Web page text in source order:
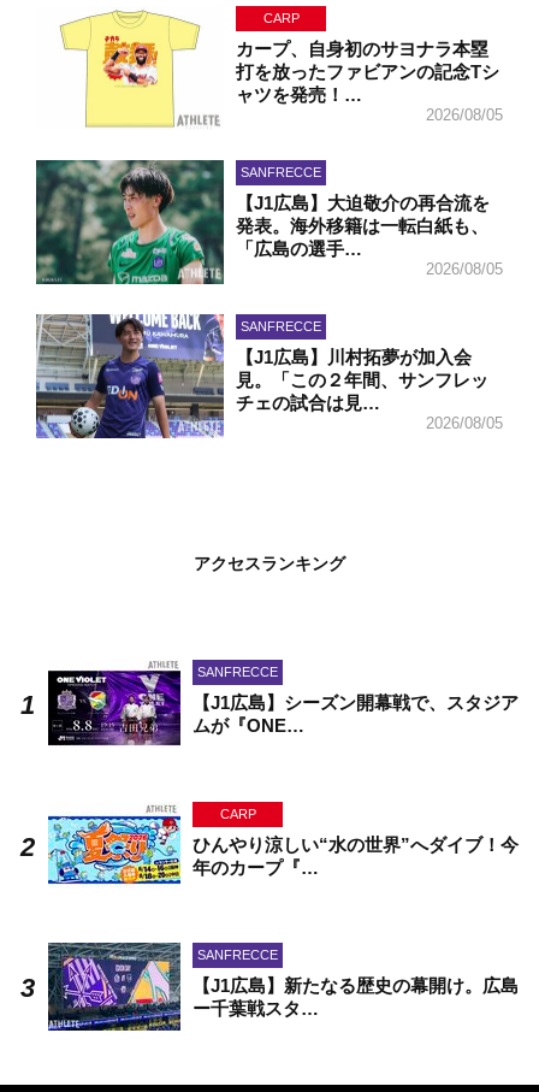
CARP
カープ、自身初のサヨナラ本塁
打を放ったファビアンの記念Tシ
ャツを発売！…
2026/08/05
SANFRECCE
【J1広島】大迫敬介の再合流を
発表。海外移籍は一転白紙も、
「広島の選手…
2026/08/05
SANFRECCE
【J1広島】川村拓夢が加入会
見。「この２年間、サンフレッ
チェの試合は見…
2026/08/05
アクセスランキング
SANFRECCE
【J1広島】シーズン開幕戦で、スタジア
ムが『ONE…
CARP
ひんやり涼しい“水の世界”へダイブ！今
年のカープ『…
SANFRECCE
【J1広島】新たなる歴史の幕開け。広島
ー千葉戦スタ…